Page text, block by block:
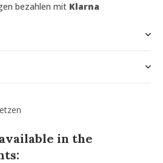
bezahlen mit Klarna
in the